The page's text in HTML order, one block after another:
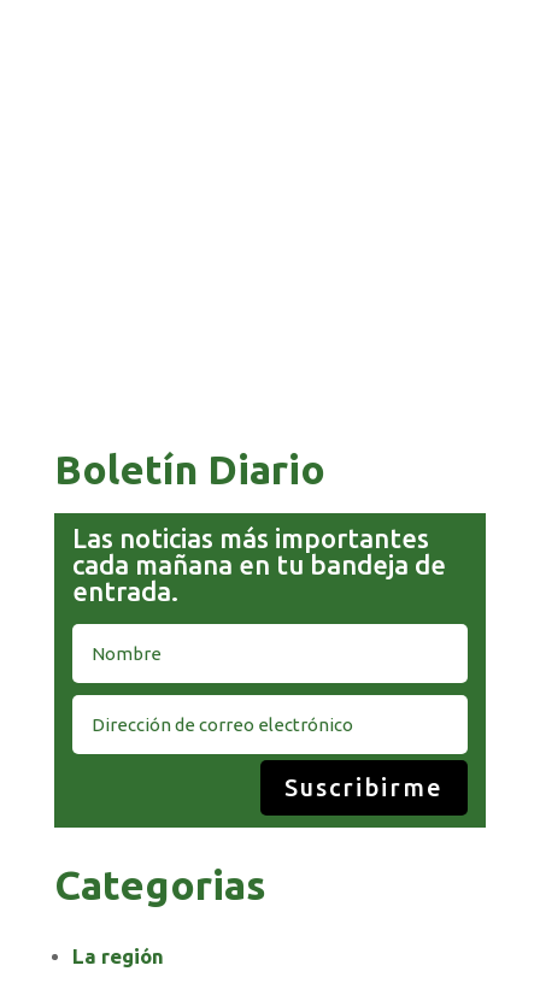
Boletín Diario
Las noticias más importantes
cada mañana en tu bandeja de
entrada.
Suscribirme
Categorias
La región